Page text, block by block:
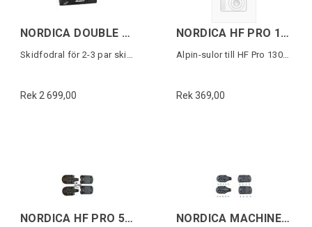
NORDICA DOUBLE ROLLER SKI BAG Svart/Vit
Skidfodral för 2-3 par skidor
Rek 2 699,00
NORDICA HF PRO 130/105W 5355 PU SOLES
Alpin-sulor till HF Pro 130/105W (1 par)
Rek 369,00
NORDICA HF PRO 5355 PU SOLES NORDICA MACHINE LINE G/WALK (22) SOLES